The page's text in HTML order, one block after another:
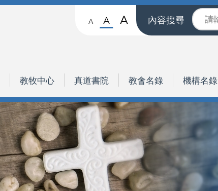
A A A 內容搜尋
教牧中心 真道書院 教會名錄 機構名錄